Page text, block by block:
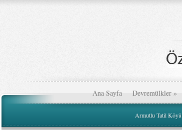
Ana Sayfa Devremülkler »
Armutlu Tatil Köyü